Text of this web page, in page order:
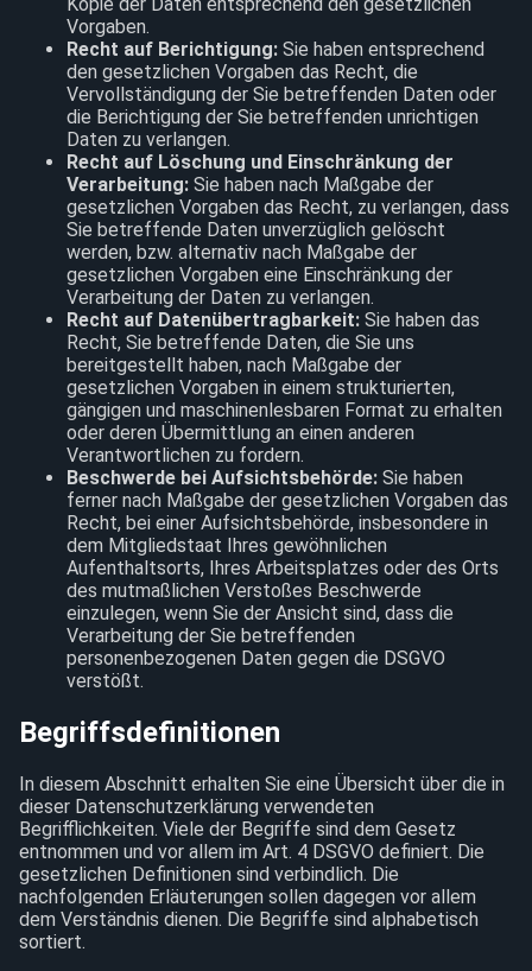
Kopie der Daten entsprechend den gesetzlichen
Vorgaben.
Recht auf Berichtigung: Sie haben entsprechend
den gesetzlichen Vorgaben das Recht, die
Vervollständigung der Sie betreffenden Daten oder
die Berichtigung der Sie betreffenden unrichtigen
Daten zu verlangen.
Recht auf Löschung und Einschränkung der
Verarbeitung: Sie haben nach Maßgabe der
gesetzlichen Vorgaben das Recht, zu verlangen, dass
Sie betreffende Daten unverzüglich gelöscht
werden, bzw. alternativ nach Maßgabe der
gesetzlichen Vorgaben eine Einschränkung der
Verarbeitung der Daten zu verlangen.
Recht auf Datenübertragbarkeit: Sie haben das
Recht, Sie betreffende Daten, die Sie uns
bereitgestellt haben, nach Maßgabe der
gesetzlichen Vorgaben in einem strukturierten,
gängigen und maschinenlesbaren Format zu erhalten
oder deren Übermittlung an einen anderen
Verantwortlichen zu fordern.
Beschwerde bei Aufsichtsbehörde: Sie haben
ferner nach Maßgabe der gesetzlichen Vorgaben das
Recht, bei einer Aufsichtsbehörde, insbesondere in
dem Mitgliedstaat Ihres gewöhnlichen
Aufenthaltsorts, Ihres Arbeitsplatzes oder des Orts
des mutmaßlichen Verstoßes Beschwerde
einzulegen, wenn Sie der Ansicht sind, dass die
Verarbeitung der Sie betreffenden
personenbezogenen Daten gegen die DSGVO
verstößt.
Begriffsdefinitionen
In diesem Abschnitt erhalten Sie eine Übersicht über die in
dieser Datenschutzerklärung verwendeten
Begrifflichkeiten. Viele der Begriffe sind dem Gesetz
entnommen und vor allem im Art. 4 DSGVO definiert. Die
gesetzlichen Definitionen sind verbindlich. Die
nachfolgenden Erläuterungen sollen dagegen vor allem
dem Verständnis dienen. Die Begriffe sind alphabetisch
sortiert.